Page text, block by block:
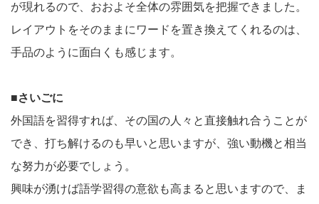
が現れるので、おおよそ全体の雰囲気を把握できました。
レイアウトをそのままにワードを置き換えてくれるのは、
手品のように面白くも感じます。
■さいごに
外国語を習得すれば、その国の人々と直接触れ合うことが
でき、打ち解けるのも早いと思いますが、強い動機と相当
な努力が必要でしょう。
興味が湧けば語学習得の意欲も高まると思いますので、ま